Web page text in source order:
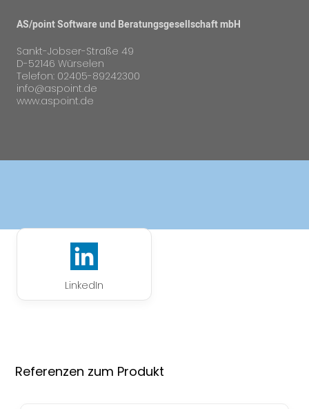
AS/point Software und Beratungsgesellschaft mbH
Sankt-Jobser-Straße 49
D-52146 Würselen
Telefon: 02405-89242300
info@aspoint.de
www.aspoint.de
LinkedIn
Referenzen zum Produkt